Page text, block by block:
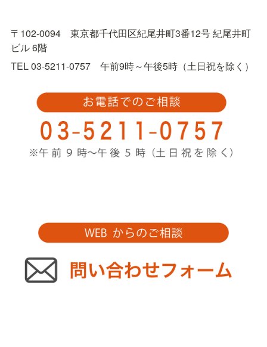
〒102-0094　東京都千代田区紀尾井町3番12号 紀尾井町
ビル 6階
TEL 03-5211-0757　午前9時～午後5時（土日祝を除く）